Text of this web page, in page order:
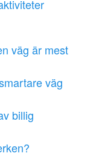
väg är mest
väg
billig